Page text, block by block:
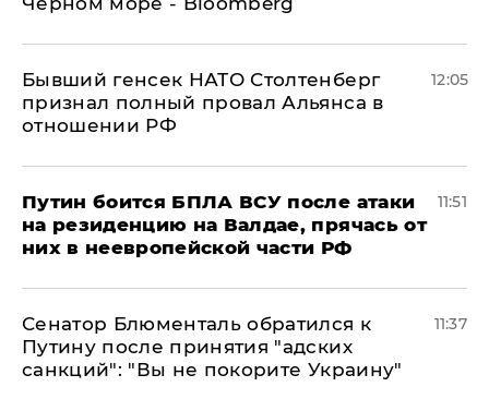
Бывший генсек НАТО Столтенберг
признал полный провал Альянса в
отношении РФ
12:05
Путин боится БПЛА ВСУ после атаки
на резиденцию на Валдае, прячась от
них в неевропейской части РФ
11:51
Сенатор Блюменталь обратился к
Путину после принятия "адских
санкций": "Вы не покорите Украину"
11:37